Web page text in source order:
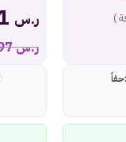
) ر.س
ر.س397